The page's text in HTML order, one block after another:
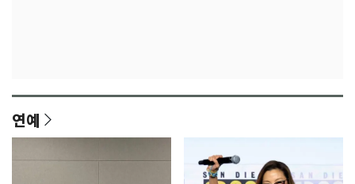
연예